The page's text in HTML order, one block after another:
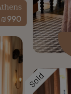
990
₪
Sold